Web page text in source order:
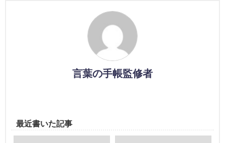
言葉の手帳監修者
最近書いた記事